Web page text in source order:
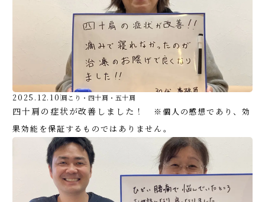
2025.12.10肩こり・四十肩・五十肩
四十肩の症状が改善しました！
※個人の感想であり、効
果効能を保証するものではありません。